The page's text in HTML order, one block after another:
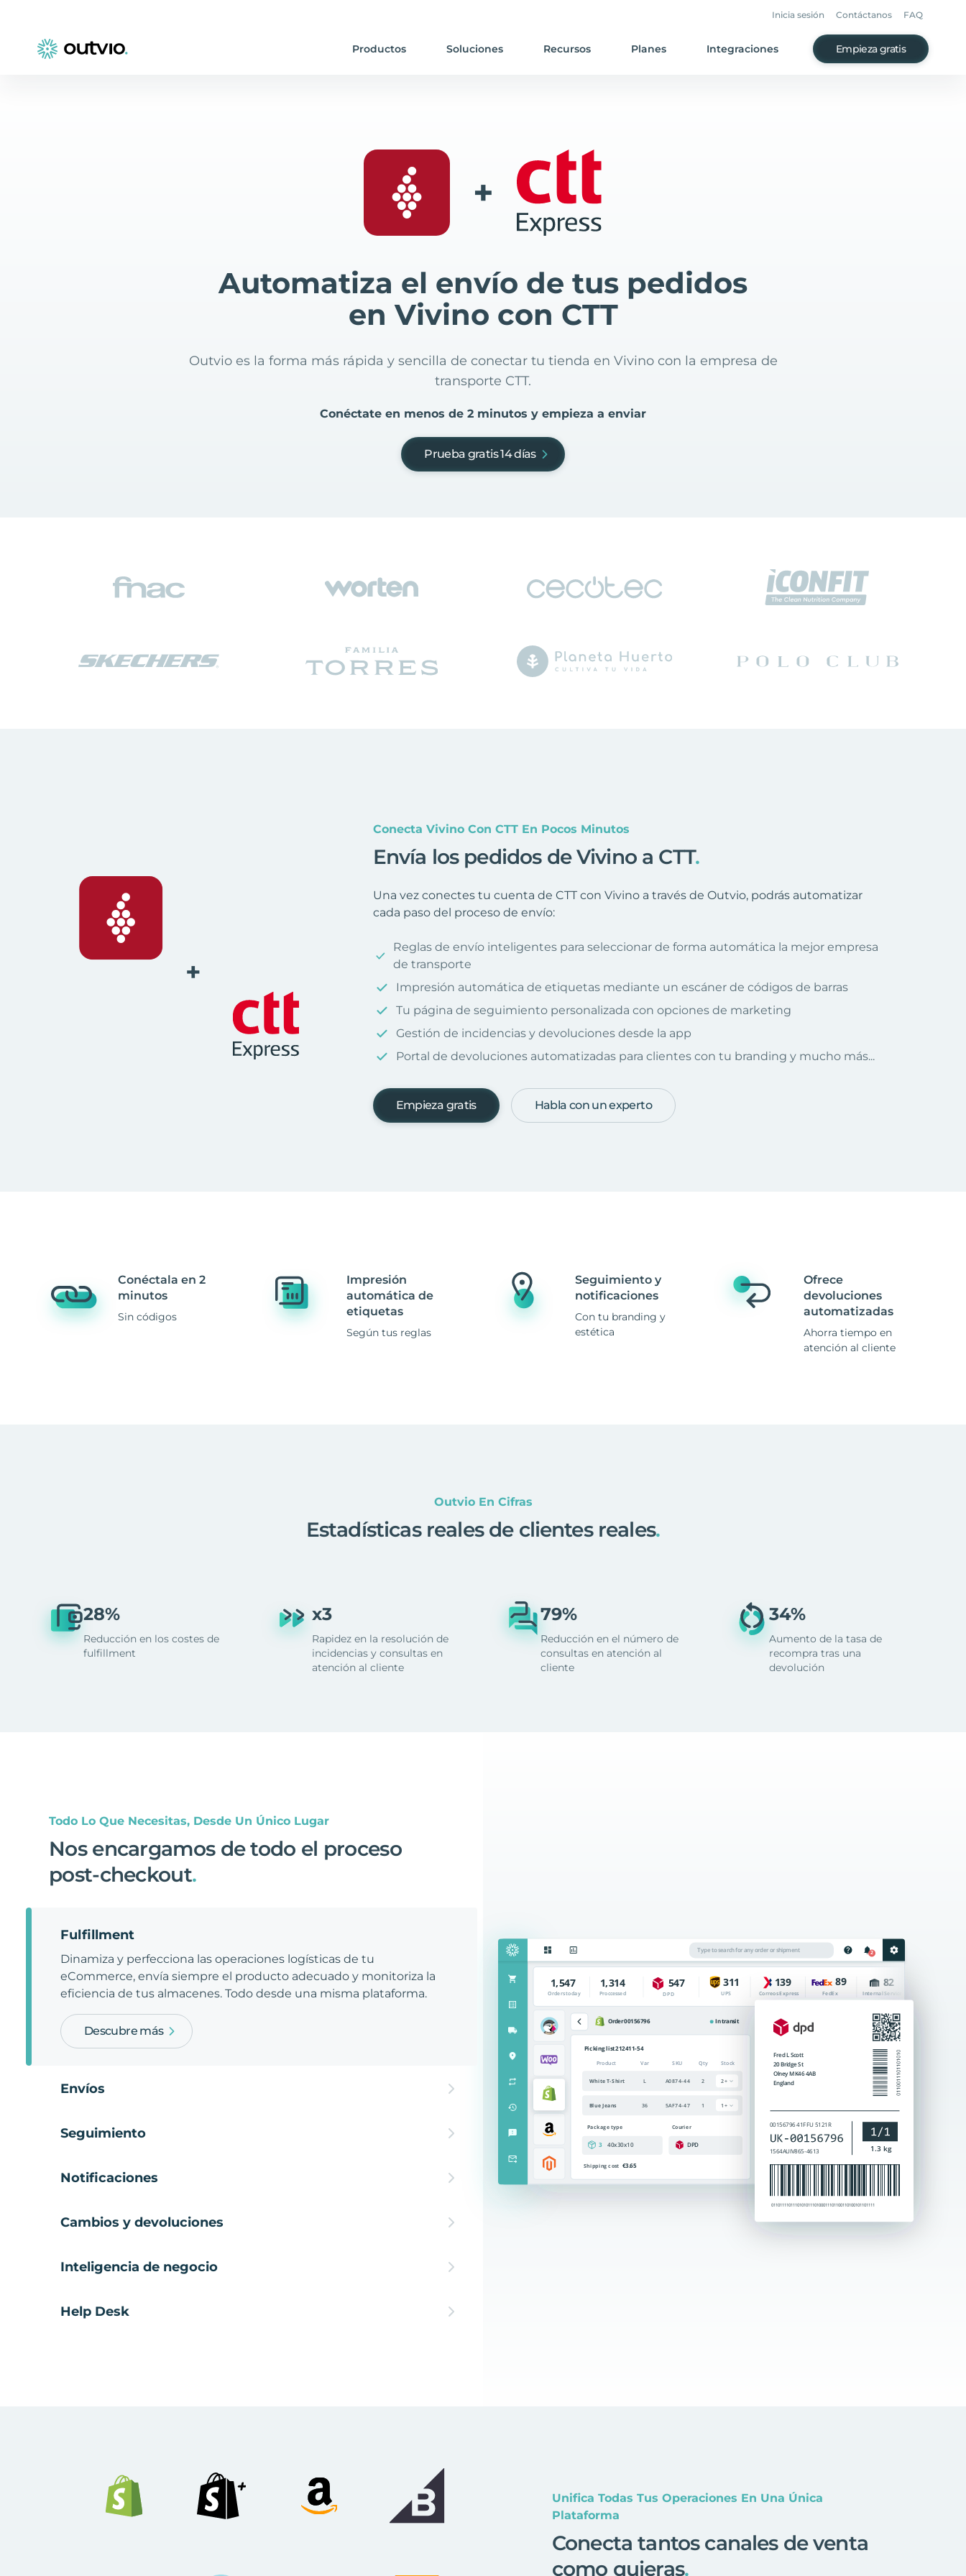
Inicia sesión Contáctanos FAQ
Productos Soluciones Recursos Planes Integraciones Empieza gratis
+
Automatiza el envío de tus pedidos
en Vivino con CTT
Outvio es la forma más rápida y sencilla de conectar tu tienda en Vivino con la empresa de
transporte CTT.
Conéctate en menos de 2 minutos y empieza a enviar
Prueba gratis 14 días
+
Conecta Vivino Con CTT En Pocos Minutos
Envía los pedidos de Vivino a CTT.
Una vez conectes tu cuenta de CTT con Vivino a través de Outvio, podrás automatizar
cada paso del proceso de envío:
Reglas de envío inteligentes para seleccionar de forma automática la mejor empresa
de transporte
Impresión automática de etiquetas mediante un escáner de códigos de barras
Tu página de seguimiento personalizada con opciones de marketing
Gestión de incidencias y devoluciones desde la app
Portal de devoluciones automatizadas para clientes con tu branding y mucho más...
Empieza gratis Habla con un experto
Conéctala en 2
minutos
Sin códigos
Impresión
automática de
etiquetas
Según tus reglas
Seguimiento y
notificaciones
Con tu branding y
estética
Ofrece
devoluciones
automatizadas
Ahorra tiempo en
atención al cliente
Outvio En Cifras
Estadísticas reales de clientes reales.
28%
Reducción en los costes de
fulfillment
x3
Rapidez en la resolución de
incidencias y consultas en
atención al cliente
79%
Reducción en el número de
consultas en atención al
cliente
34%
Aumento de la tasa de
recompra tras una
devolución
Todo Lo Que Necesitas, Desde Un Único Lugar
Nos encargamos de todo el proceso
post-checkout.
Fulfillment
Dinamiza y perfecciona las operaciones logísticas de tu
eCommerce, envía siempre el producto adecuado y monitoriza la
eficiencia de tus almacenes. Todo desde una misma plataforma.
Descubre más
Envíos
Seguimiento
Notificaciones
Cambios y devoluciones
Inteligencia de negocio
Help Desk
Unifica Todas Tus Operaciones En Una Única
Plataforma
Conecta tantos canales de venta
como quieras.